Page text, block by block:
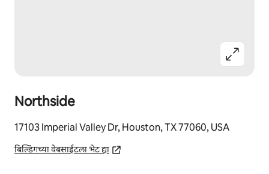
Northside
17103 Imperial Valley Dr, Houston, TX 77060, USA
बिल्डिंगच्या वेबसाईटला भेट द्या